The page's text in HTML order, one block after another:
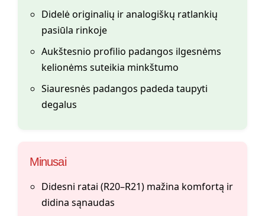
Didelė originalių ir analogiškų ratlankių
pasiūla rinkoje
Aukštesnio profilio padangos ilgesnėms
kelionėms suteikia minkštumo
Siauresnės padangos padeda taupyti
degalus
Minusai
Didesni ratai (R20–R21) mažina komfortą ir
didina sąnaudas